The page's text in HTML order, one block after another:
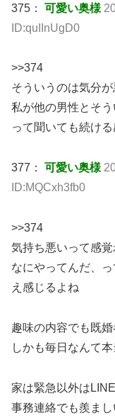
375： 可愛い奥様
ID:quIInUgD0
>>374
そういうのは気分
私が他の男性とそ
って聞いても続ける
377： 可愛い奥様
ID:MQCxh3fb0
>>374
気持ち悪いって感覚
なにやってんだ、
え感じるよね
趣味の内容でも既
しかも毎日なんて
家は緊急以外は
事務連絡でも羨ま